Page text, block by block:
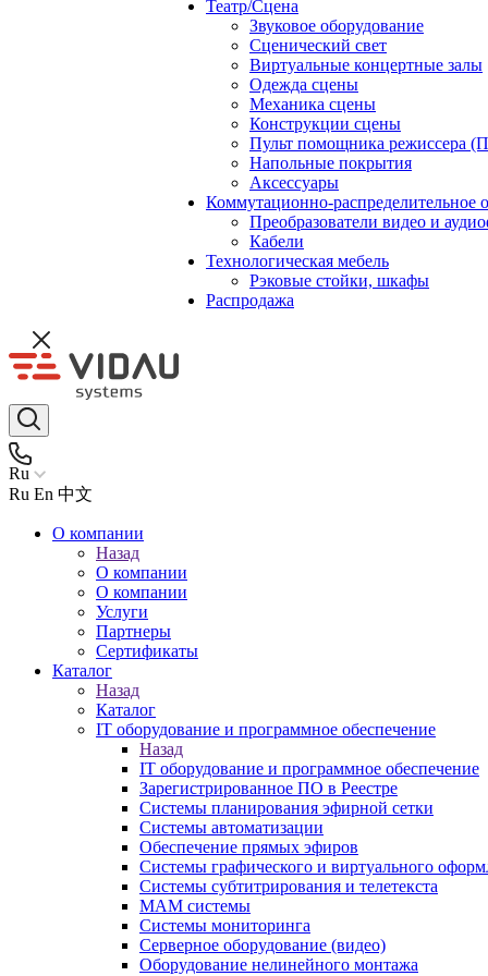
Театр/Сцена
Звуковое оборудование
Сценический свет
Виртуальные концертные залы
Одежда сцены
Механика сцены
Конструкции сцены
Пульт помощника режиссера
Напольные покрытия
Аксессуары
Коммутационно-распределительное
Преобразователи видео и
Кабели
Технологическая мебель
Рэковые стойки, шкафы
Распродажа
Ru
Ru En 中文
О компании
Назад
О компании
О компании
Услуги
Партнеры
Сертификаты
Каталог
Назад
Каталог
IT оборудование и программное обеспечение
Назад
IT оборудование и программное обеспечение
Зарегистрированное ПО в Реестре
Системы планирования эфирной сетки
Системы автоматизации
Обеспечение прямых эфиров
Системы графического и виртуального
Системы субтитрирования и телетекста
MAM системы
Системы мониторинга
Серверное оборудование (видео)
Оборудование нелинейного монтажа